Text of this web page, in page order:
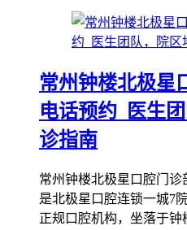
常州钟楼北极星
电话预约_医生
诊指南
常州钟楼北极星口腔门诊
是北极星口腔连锁一城7
正规口腔机构，坐落于